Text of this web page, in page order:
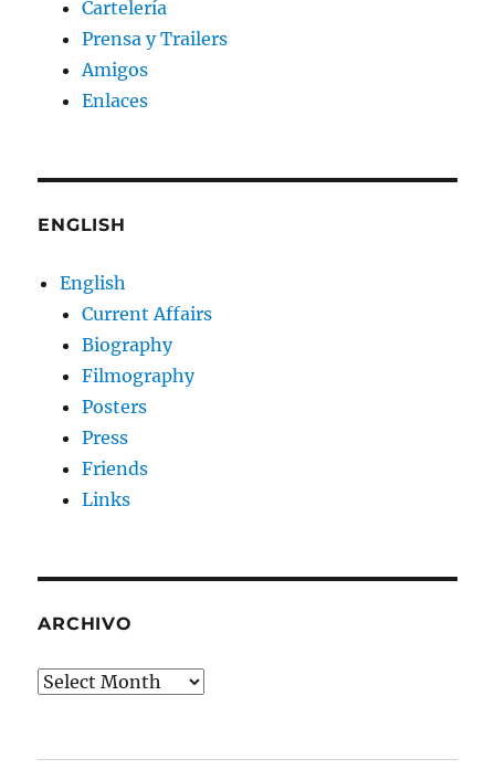
Cartelería
Prensa y Trailers
Amigos
Enlaces
ENGLISH
English
Current Affairs
Biography
Filmography
Posters
Press
Friends
Links
ARCHIVO
Archivo